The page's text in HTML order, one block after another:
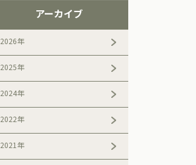
アーカイブ
2026年
2025年
2024年
2022年
2021年